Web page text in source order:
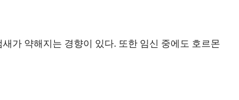
가 약해지는 경향이 있다. 또한 임신 중에도 호르몬